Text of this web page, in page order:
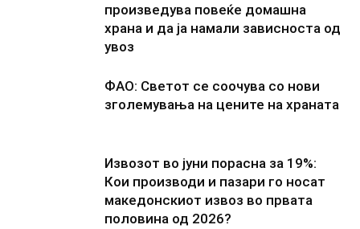
произведува повеќе домашна
храна и да ја намали зависноста од
увоз
ФАО: Светот се соочува со нови
зголемувања на цените на храната
Извозот во јуни порасна за 19%:
Кои производи и пазари го носат
македонскиот извоз во првата
половина од 2026?